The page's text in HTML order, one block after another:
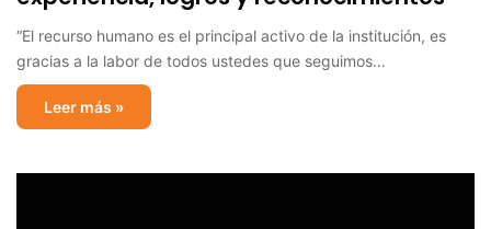
“El recurso humano es el principal activo de la institución, es
gracias a la labor de todos ustedes que seguimos…
Leer más »